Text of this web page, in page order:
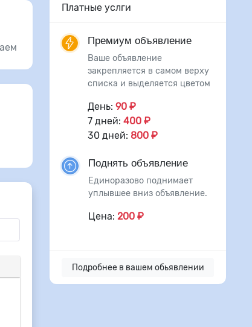
Платные услги
Премиум объявление
Ваше объявление
закрепляется в самом верху
списка и выделяется цветом
День: 90 ₽
7 дней: 400 ₽
30 дней: 800 ₽
Поднять объявление
Единоразово поднимает
уплывшее вниз объявление.
Цена: 200 ₽
Подробнее в вашем обьявлении